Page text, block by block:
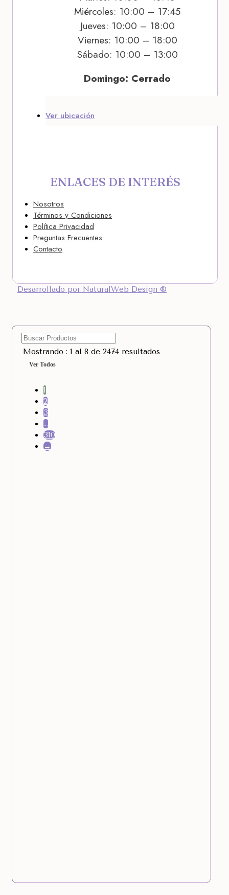
Miércoles: 10:00 – 17:45
Jueves: 10:00 – 18:00
Viernes: 10:00 – 18:00
Sábado: 10:00 – 13:00
Domingo: Cerrado
Ver ubicación
ENLACES DE INTERÉS
Nosotros
Términos y Condiciones
Política Privacidad
Preguntas Frecuentes
Contacto
Desarrollado por NaturalWeb Design ®
Mostrando : 1 al 8 de 2474 resultados
Ver Todos
1
2
3
…
310
→